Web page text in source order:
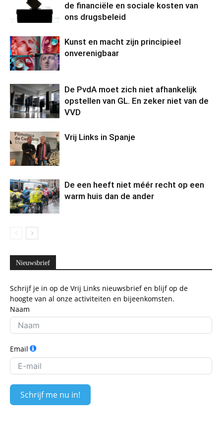
de financiële en sociale kosten van
ons drugsbeleid
Kunst en macht zijn principieel
onverenigbaar
De PvdA moet zich niet afhankelijk
opstellen van GL. En zeker niet van de
VVD
Vrij Links in Spanje
De een heeft niet méér recht op een
warm huis dan de ander
Nieuwsbrief
Schrijf je in op de Vrij Links nieuwsbrief en blijf op de
hoogte van al onze activiteiten en bijeenkomsten.
Naam
Email
Schrijf me nu in!